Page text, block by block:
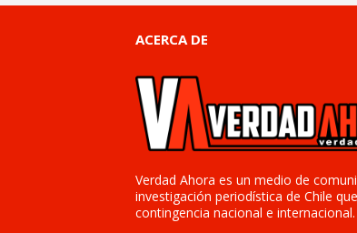
ACERCA DE
Verdad Ahora es un medio de
investigación periodística de Chile
contingencia nacional e internacional.